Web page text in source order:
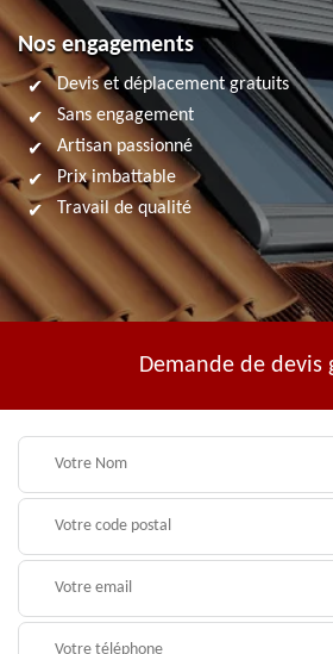
Nos engagements
Devis et déplacement gratuits
Sans engagement
Artisan passionné
Prix imbattable
Travail de qualité
Demande de devis